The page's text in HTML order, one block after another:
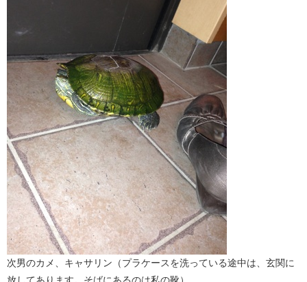
次男のカメ、キャサリン（プラケースを洗っている途中は、玄関に
放してあります。そばにあるのは私の靴）